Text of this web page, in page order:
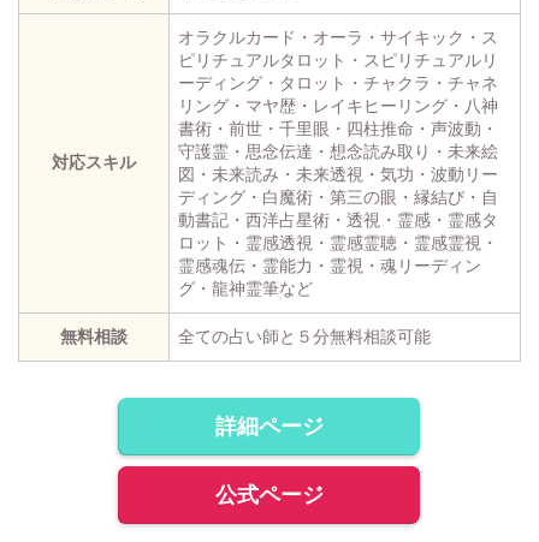
対応スキル
オラクルカード・オーラ・サイキック・ス
ピリチュアルタロット・スピリチュアルリ
ーディング・タロット・チャクラ・チャネ
リング・マヤ歴・レイキヒーリング・八神
書術・前世・千里眼・四柱推命・声波動・
守護霊・思念伝達・想念読み取り・未来絵
図・未来読み・未来透視・気功・波動リー
ディング・白魔術・第三の眼・縁結び・自
動書記・西洋占星術・透視・霊感・霊感タ
ロット・霊感透視・霊感霊聴・霊感霊視・
霊感魂伝・霊能力・霊視・魂リーディン
グ・龍神霊筆など
無料相談 全ての占い師と５分無料相談可能
詳細ページ
公式ページ